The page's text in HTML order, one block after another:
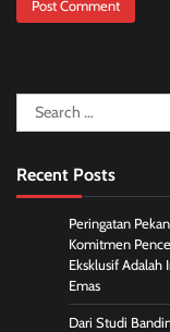
Search
for:
Recent Posts
Peringatan
Komitmen
Eksklusif Adalah
Emas
Dari Studi